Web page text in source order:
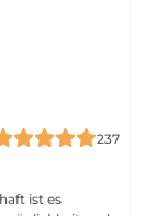
237